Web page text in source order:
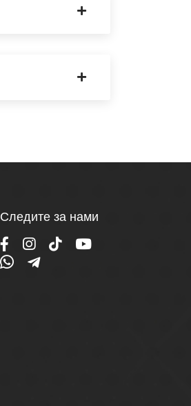
Следите за нами